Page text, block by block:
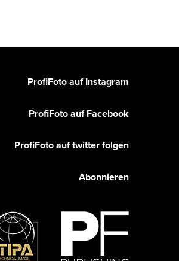
ProfiFoto auf Instagram
ProfiFoto auf Facebook
ProfiFoto auf twitter folgen
Abonnieren